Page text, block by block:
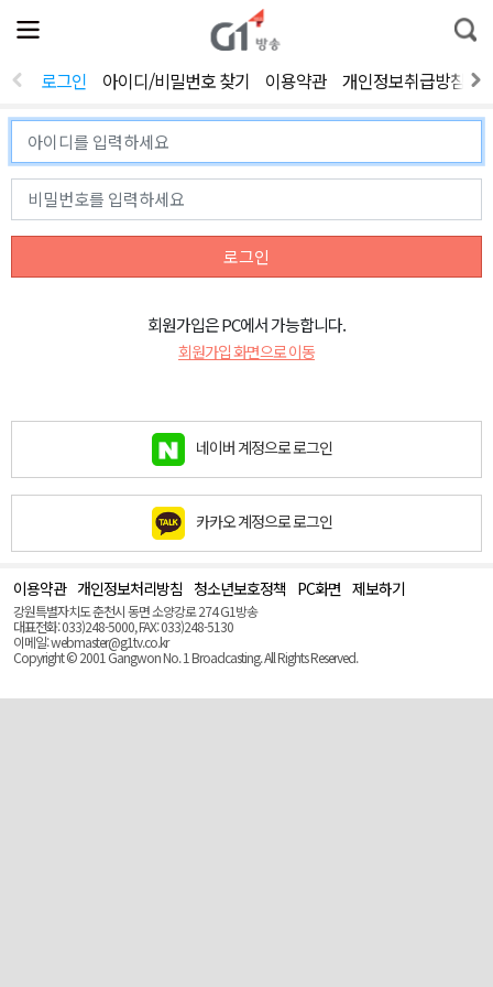
전
체
뉴
열
통
합
색
로그인 아이디/비밀번호 찾기 이용약관 개인정보취급방침
로그인
회원가입은 PC에서 가능합니다.
회원가입 화면으로 이동
네이버 계정으로 로그인
카카오 계정으로 로그인
이용약관 개인정보처리방침 청소년보호정책 PC화면 제보하기
강원특별자치도 춘천시 동면 소양강로 274 G1방송
대표전화: 033)248-5000, FAX: 033)248-5130
이메일: webmaster@g1tv.co.kr
Copyright © 2001 Gangwon No. 1 Broadcasting. All Rights Reserved.